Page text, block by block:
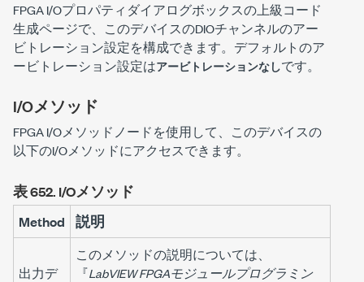
FPGA I/Oプロパティ ダイアログボックスの 上級コード
生成ページで、このデバイスのDIOチャンネルのアー
ビトレーション設定を構成できます。デフォルトのア
ービトレーション設定はアービトレーションなしです。
I/Oメソッド
FPGA I/Oメソッドノードを使用して、このデバイスの
以下のI/Oメソッドにアクセスできます。
表 652. I/Oメソッド
Method
説明
出力デ
このメソッドの説明については、
『LabVIEW FPGAモジュールプログラミン